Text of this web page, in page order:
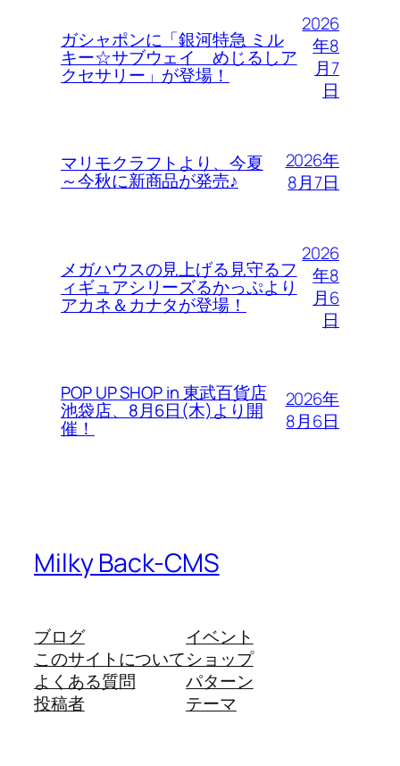
ガシャポンに「銀河特急 ミル
キー☆サブウェイ めじるしア
クセサリー」が登場！
2026
年8
月7
日
マリモクラフトより、今夏
～今秋に新商品が発売♪
2026年
8月7日
メガハウスの見上げる見守るフ
ィギュアシリーズるかっぷより
アカネ＆カナタが登場！
2026
年8
月6
日
POP UP SHOP in 東武百貨店
池袋店、8月6日(木)より開
催！
2026年
8月6日
Milky Back-CMS
ブログ
このサイトについて
よくある質問
投稿者
イベント
ショップ
パターン
テーマ